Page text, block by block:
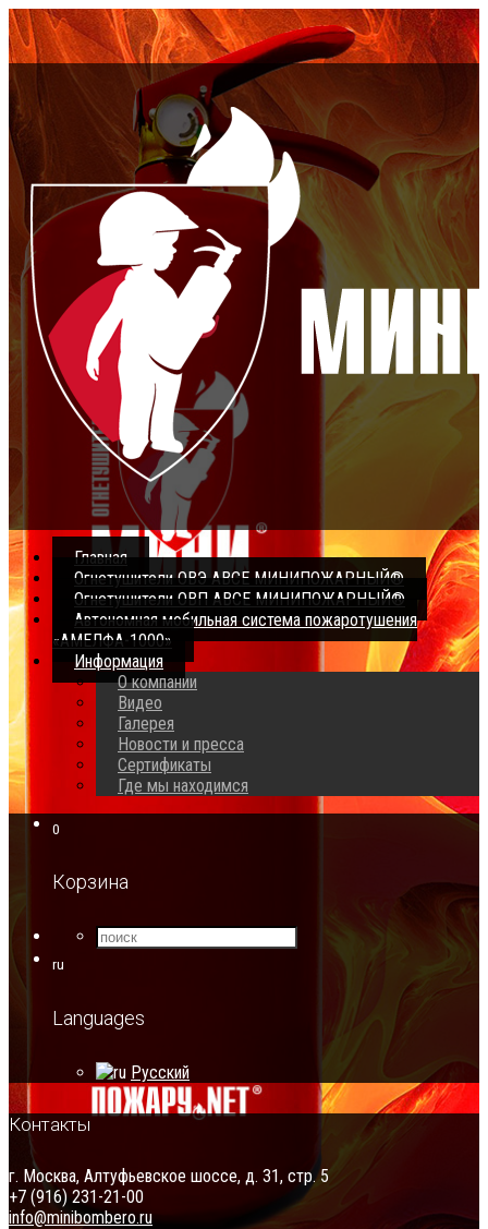
Главная
Огнетушители ОВЭ АВСЕ МИНИПОЖАРНЫЙ®
Огнетушители ОВП АВСЕ МИНИПОЖАРНЫЙ®
Автономная мобильная система пожаротушения
«АМЕЛФА-1000»
Информация
О компании
Видео
Галерея
Новости и пресса
Сертификаты
Где мы находимся
0
Корзина
ru
Languages
Русский
Контакты
г. Москва, Алтуфьевское шоссе, д. 31, стр. 5
+7 (916) 231-21-00
info@minibombero.ru